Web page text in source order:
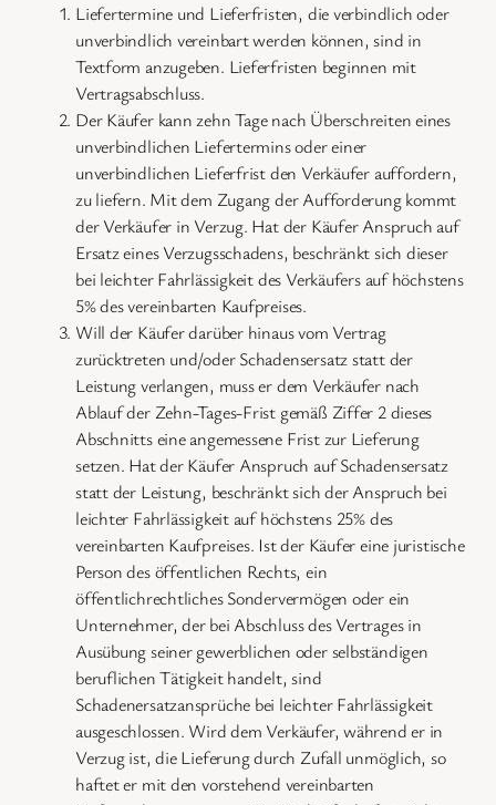
Liefertermine und Lieferfristen, die verbindlich oder
unverbindlich vereinbart werden können, sind in
Textform anzugeben. Lieferfristen beginnen mit
Vertragsabschluss.
Der Käufer kann zehn Tage nach Überschreiten eines
unverbindlichen Liefertermins oder einer
unverbindlichen Lieferfrist den Verkäufer auffordern,
zu liefern. Mit dem Zugang der Aufforderung kommt
der Verkäufer in Verzug. Hat der Käufer Anspruch auf
Ersatz eines Verzugsschadens, beschränkt sich dieser
bei leichter Fahrlässigkeit des Verkäufers auf höchstens
5% des vereinbarten Kaufpreises.
Will der Käufer darüber hinaus vom Vertrag
zurücktreten und/oder Schadensersatz statt der
Leistung verlangen, muss er dem Verkäufer nach
Ablauf der Zehn-Tages-Frist gemäß Ziffer 2 dieses
Abschnitts eine angemessene Frist zur Lieferung
setzen. Hat der Käufer Anspruch auf Schadensersatz
statt der Leistung, beschränkt sich der Anspruch bei
leichter Fahrlässigkeit auf höchstens 25% des
vereinbarten Kaufpreises. Ist der Käufer eine juristische
Person des öffentlichen Rechts, ein
öffentlichrechtliches Sondervermögen oder ein
Unternehmer, der bei Abschluss des Vertrages in
Ausübung seiner gewerblichen oder selbständigen
beruflichen Tätigkeit handelt, sind
Schadenersatzansprüche bei leichter Fahrlässigkeit
ausgeschlossen. Wird dem Verkäufer, während er in
Verzug ist, die Lieferung durch Zufall unmöglich, so
haftet er mit den vorstehend vereinbarten